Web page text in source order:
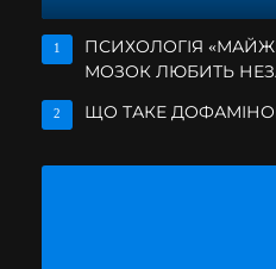
1
ПСИХОЛОГІЯ
МОЗОК ЛЮБИТЬ
2 ЩО ТАКЕ